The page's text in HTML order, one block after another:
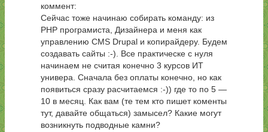
коммент:
Сейчас тоже начинаю собирать команду: из
PHP програмиста, Дизайнера и меня как
управлению CMS Drupal и копирайдеру. Будем
создавать сайты :-). Все практическе с нуля
начинаем не считая конечно 3 курсов ИТ
универа. Сначала без оплаты конечно, но как
появиться сразу расчитаемся :-)) где то по 5 —
10 в месяц. Как вам (те тем кто пишет коменты
тут, давайте общаться) замысел? Какие могут
возникнуть подводные камни?